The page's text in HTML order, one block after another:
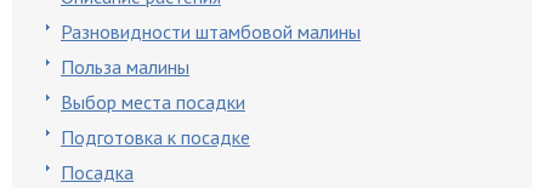
Разновидности штамбовой малины
Польза малины
Выбор места посадки
Подготовка к посадке
Посадка